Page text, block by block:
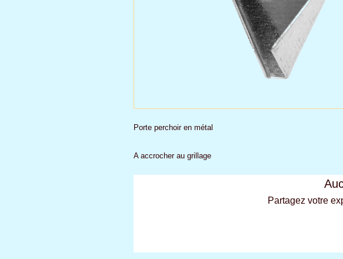
Porte perchoir en métal
A accrocher au grillage
Partagez votre